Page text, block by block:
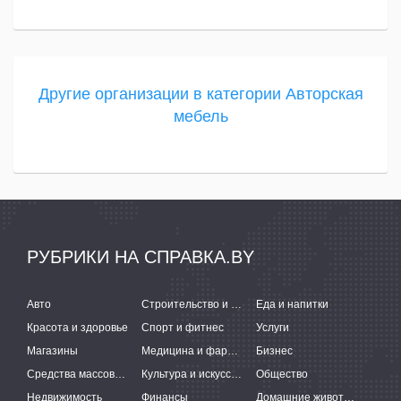
Другие организации в категории Авторская
мебель
РУБРИКИ НА СПРАВКА.BY
Авто Строительство и ремонт
Еда и напитки
Красота и здоровье
Спорт и фитнес
Услуги
Магазины
Медицина и фармацевтика
Бизнес
Средства массовой информации
Культура и искусство
Общество
Недвижимость
Финансы Домашние животные